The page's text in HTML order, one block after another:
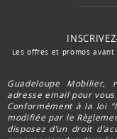
Les offres et promos
Guadeloupe Mobilier,
adresse email pour
Conformément à la loi
modifiée par le
disposez d’un droit